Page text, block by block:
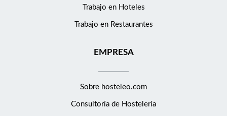
Trabajo en Hoteles
Trabajo en Restaurantes
EMPRESA
Sobre hosteleo.com
Consultoría de Hostelería